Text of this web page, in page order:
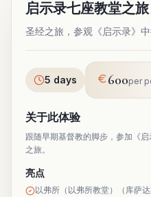
启示录七座教堂之旅
圣经之旅，参观《启示录》中
5 days 600per
关于此体验
跟随早期基督教的脚步，参加《
之旅。
亮点
以弗所（以弗所教堂）（库萨达